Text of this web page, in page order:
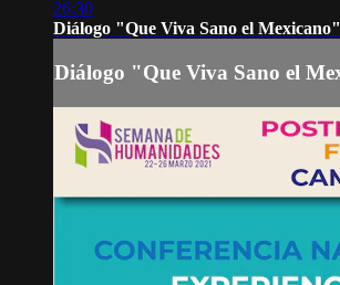
26:30
Diálogo "Que Viva Sano el Mexicano"
Diálogo "Que Viva Sano el